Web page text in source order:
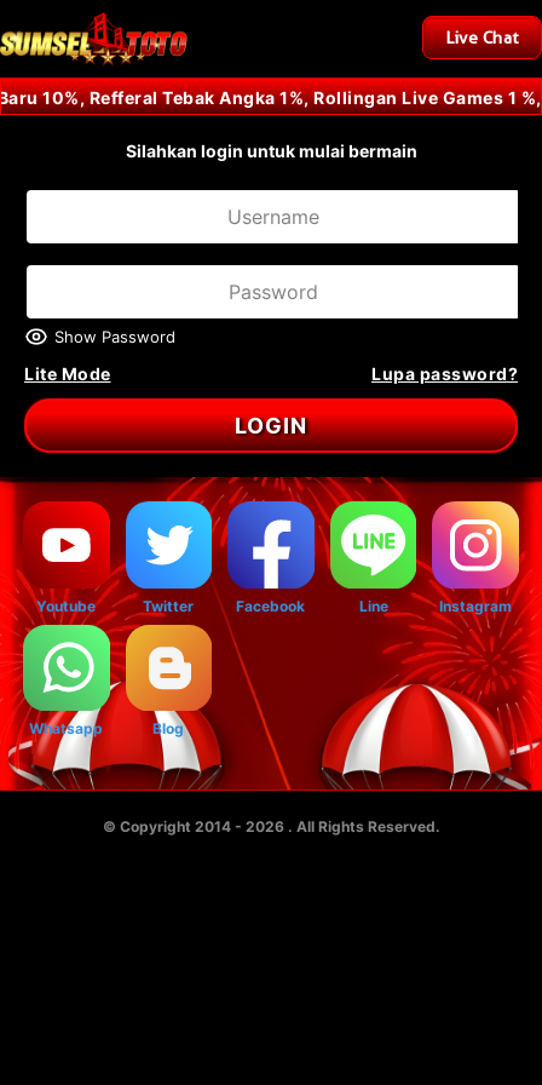
Live Chat
10%, Refferal Tebak Angka 1%, Rollingan Live Games 1
Silahkan login untuk mulai bermain
Show Password
Lite Mode Lupa password?
LOGIN
Youtube Twitter Facebook Line Instagram
Whatsapp Blog
© Copyright 2014 - 2026 . All Rights Reserved.